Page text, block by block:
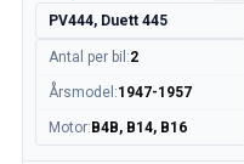
Volvo 850 Bremsesystem
Volvo 850 fælge/navkapsler
Volvo 850 Karrosseridele
Volvo 850 Brændstof/
PV444, Duett 445
Antal per bil :2
Årsmodel :1947-1957
Motor: B4B, B14, B16